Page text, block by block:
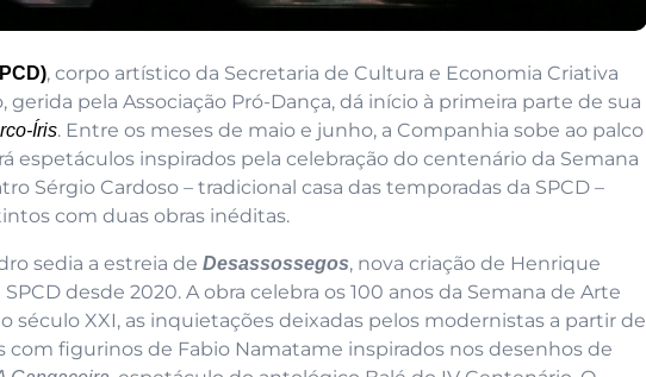
, corpo artístico da Secretaria de Cultura e Economia Criativa
gerida pela Associação Pró-Dança, dá início à primeira parte de sua
Íris. Entre os meses de maio e junho, a Companhia sobe ao palco
espetáculos inspirados pela celebração do centenário da Semana
Sérgio Cardoso – tradicional casa das temporadas da SPCD –
com duas obras inéditas.
sedia a estreia de Desassossegos, nova criação de Henrique
desde 2020. A obra celebra os 100 anos da Semana de Arte
século XXI, as inquietações deixadas pelos modernistas a partir de
com figurinos de Fabio Namatame inspirados nos desenhos de